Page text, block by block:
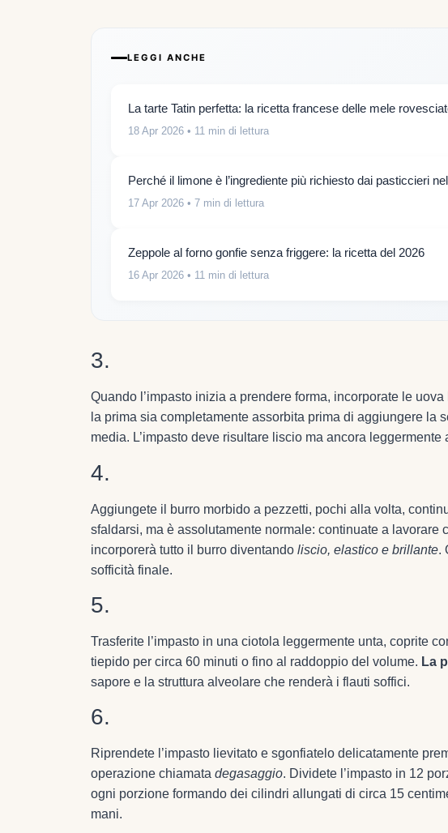
LEGGI ANCHE
La tarte Tatin perfetta: la ricetta francese delle mele
18 Apr 2026 • 11 min di lettura
Perché il limone è l’ingrediente più richiesto dai pasticcieri
17 Apr 2026 • 7 min di lettura
Zeppole al forno gonfie senza friggere: la ricetta del 2026
16 Apr 2026 • 11 min di lettura
3.
Quando l’impasto inizia a prendere forma, incorporate le
la prima sia completamente assorbita prima di aggiungere la
media. L’impasto deve risultare liscio ma ancora leggermente
4.
Aggiungete il burro morbido a pezzetti, pochi alla volta,
sfaldarsi, ma è assolutamente normale: continuate a lavorare
incorporerà tutto il burro diventando liscio, elastico e brillante.
sofficità finale.
5.
Trasferite l’impasto in una ciotola leggermente unta, coprite
tiepido per circa 60 minuti o fino al raddoppio del volume. La
sapore e la struttura alveolare che renderà i flauti soffici.
6.
Riprendete l’impasto lievitato e sgonfiatelo delicatamente
operazione chiamata degasaggio. Dividete l’impasto in 12
ogni porzione formando dei cilindri allungati di circa 15
mani.